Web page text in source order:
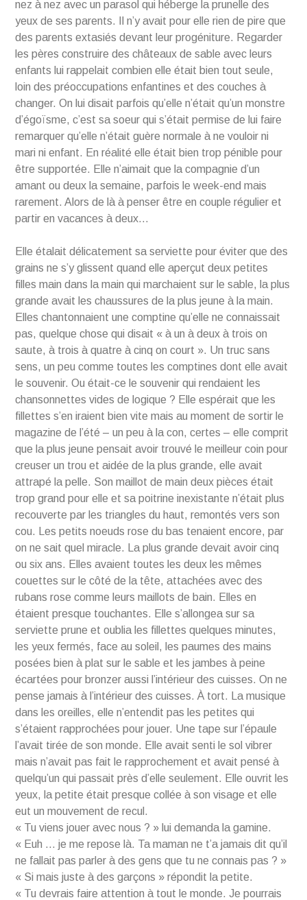
nez à nez avec un parasol qui héberge la prunelle des
yeux de ses parents. Il n’y avait pour elle rien de pire que
des parents extasiés devant leur progéniture. Regarder
les pères construire des châteaux de sable avec leurs
enfants lui rappelait combien elle était bien tout seule,
loin des préoccupations enfantines et des couches à
changer. On lui disait parfois qu’elle n’était qu’un monstre
d’égoïsme, c’est sa soeur qui s’était permise de lui faire
remarquer qu’elle n’était guère normale à ne vouloir ni
mari ni enfant. En réalité elle était bien trop pénible pour
être supportée. Elle n’aimait que la compagnie d’un
amant ou deux la semaine, parfois le week-end mais
rarement. Alors de là à penser être en couple régulier et
partir en vacances à deux…
Elle étalait délicatement sa serviette pour éviter que des
grains ne s’y glissent quand elle aperçut deux petites
filles main dans la main qui marchaient sur le sable, la plus
grande avait les chaussures de la plus jeune à la main.
Elles chantonnaient une comptine qu’elle ne connaissait
pas, quelque chose qui disait « à un à deux à trois on
saute, à trois à quatre à cinq on court ». Un truc sans
sens, un peu comme toutes les comptines dont elle avait
le souvenir. Ou était-ce le souvenir qui rendaient les
chansonnettes vides de logique ? Elle espérait que les
fillettes s’en iraient bien vite mais au moment de sortir le
magazine de l’été – un peu à la con, certes – elle comprit
que la plus jeune pensait avoir trouvé le meilleur coin pour
creuser un trou et aidée de la plus grande, elle avait
attrapé la pelle. Son maillot de main deux pièces était
trop grand pour elle et sa poitrine inexistante n’était plus
recouverte par les triangles du haut, remontés vers son
cou. Les petits noeuds rose du bas tenaient encore, par
on ne sait quel miracle. La plus grande devait avoir cinq
ou six ans. Elles avaient toutes les deux les mêmes
couettes sur le côté de la tête, attachées avec des
rubans rose comme leurs maillots de bain. Elles en
étaient presque touchantes. Elle s’allongea sur sa
serviette prune et oublia les fillettes quelques minutes,
les yeux fermés, face au soleil, les paumes des mains
posées bien à plat sur le sable et les jambes à peine
écartées pour bronzer aussi l’intérieur des cuisses. On ne
pense jamais à l’intérieur des cuisses. À tort. La musique
dans les oreilles, elle n’entendit pas les petites qui
s’étaient rapprochées pour jouer. Une tape sur l’épaule
l’avait tirée de son monde. Elle avait senti le sol vibrer
mais n’avait pas fait le rapprochement et avait pensé à
quelqu’un qui passait près d’elle seulement. Elle ouvrit les
yeux, la petite était presque collée à son visage et elle
eut un mouvement de recul.
« Tu viens jouer avec nous ? » lui demanda la gamine.
« Euh … je me repose là. Ta maman ne t’a jamais dit qu’il
ne fallait pas parler à des gens que tu ne connais pas ? »
« Si mais juste à des garçons » répondit la petite.
« Tu devrais faire attention à tout le monde. Je pourrais